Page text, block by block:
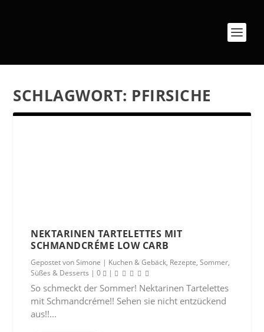
SCHLAGWORT: PFIRSICHE
NEKTARINEN TARTELETTES MIT
SCHMANDCRÉME LOW CARB
Gepostet vonSimone | Kuchen & Gebäck, Rezepte,Sommer,
Süßes & Desserts |0 |
So schmeckt der Sommer! Nektarinen Tartelettes
mit Schmandcréme!! Sehen sie nicht entzückend
aus!!...